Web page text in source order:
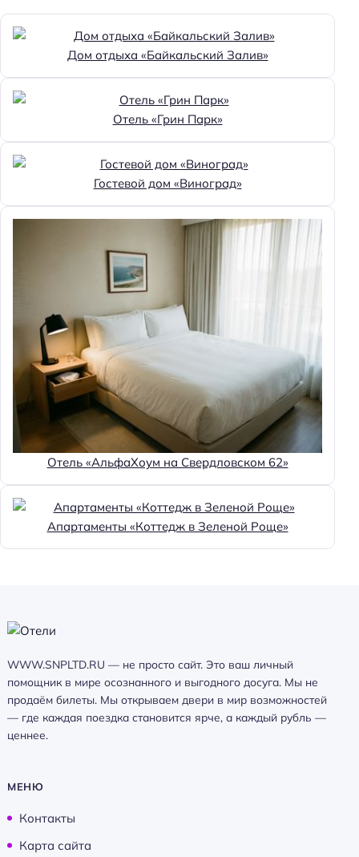
Дом отдыха «Байкальский Залив»
Отель «Грин Парк»
Гостевой дом «Виноград»
Отель «АльфаХоум на Свердловском 62»
Апартаменты «Коттедж в Зеленой Роще»
WWW.SNPLTD.RU — не просто сайт. Это ваш личный
помощник в мире осознанного и выгодного досуга. Мы не
продаём билеты. Мы открываем двери в мир возможностей
— где каждая поездка становится ярче, а каждый рубль —
ценнее.
МЕНЮ
Контакты
Карта сайта